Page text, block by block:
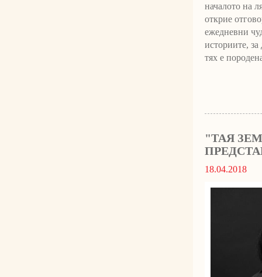
началото на
открие
ежедневни
историите,
тях е
"ТАЯ
18.04.2018